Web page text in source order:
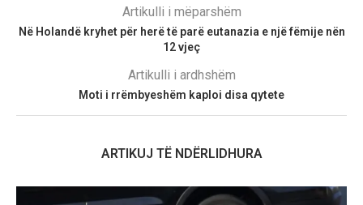
Artikulli i mëparshëm
Në Holandë kryhet për herë të parë eutanazia e një fëmije nën
12 vjeç
Artikulli i ardhshëm
Moti i rrëmbyeshëm kaploi disa qytete
ARTIKUJ TË NDËRLIDHURA